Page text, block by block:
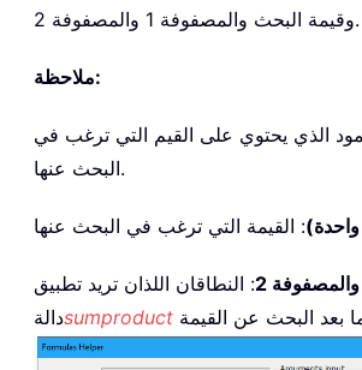
وقيمة البحث والمصفوفة 1 والمصفوفة 2.
ملاحظة:
الذي يحتوي على القيم التي ترغب في
البحث عنها.
: النطاقان اللذان تريد تطبيق
دالةsumproduct